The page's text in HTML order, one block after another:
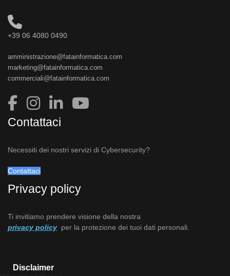
+39 06 4080 0490
amministrazione@fatainformatica.com
marketing@fatainformatica.com
commerciali@fatainformatica.com
Contattaci
Necessiti dei nostri servizi di Cybersecurity?
Contattaci
Privacy policy
Ti invitiamo prendere visione della nostra
privacy policy per la protezione dei tuoi dati personali.
Disclaimer